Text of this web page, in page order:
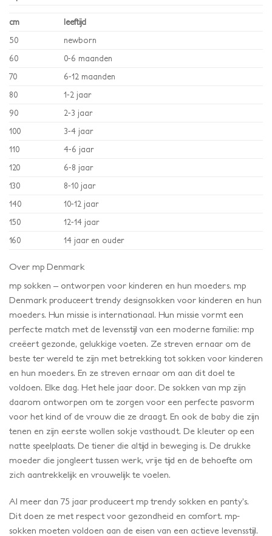
cm
leeftijd
50
newborn
60
0-6 maanden
70
6-12 maanden
80
1-2 jaar
90
2-3 jaar
100
3-4 jaar
110
4-6 jaar
120
6-8 jaar
130
8-10 jaar
140
10-12 jaar
150
12-14 jaar
160
14 jaar en ouder
Over mp Denmark
mp sokken – ontworpen voor kinderen en hun moeders. mp
Denmark produceert trendy designsokken voor kinderen en hun
moeders. Hun missie is internationaal. Hun missie vormt een
perfecte match met de levensstijl van een moderne familie: mp
creëert gezonde, gelukkige voeten. Ze streven ernaar om de
beste ter wereld te zijn met betrekking tot sokken voor kinderen
en hun moeders. En ze streven ernaar om aan dit doel te
voldoen. Elke dag. Het hele jaar door. De sokken van mp zijn
daarom ontworpen om te zorgen voor een perfecte pasvorm
voor het kind of de vrouw die ze draagt. En ook de baby die zijn
tenen en zijn eerste wollen sokje vasthoudt. De kleuter op een
natte speelplaats. De tiener die altijd in beweging is. De drukke
moeder die jongleert tussen werk, vrije tijd en de behoefte om
zich aantrekkelijk en vrouwelijk te voelen.
Al meer dan 75 jaar produceert mp trendy sokken en panty’s.
Dit doen ze met respect voor gezondheid en comfort. mp-
sokken moeten voldoen aan de eisen van een actieve levensstijl.